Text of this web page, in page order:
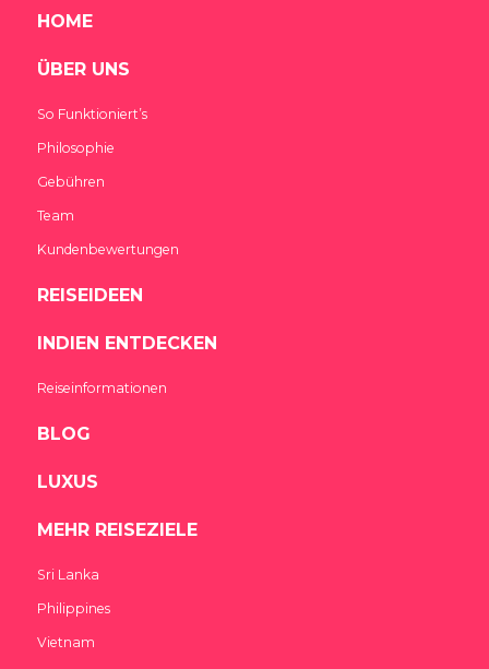
HOME
ÜBER UNS
So Funktioniert’s
Philosophie
Gebühren
Team
Kundenbewertungen
REISEIDEEN
INDIEN ENTDECKEN
Reiseinformationen
BLOG
LUXUS
MEHR REISEZIELE
Sri Lanka
Philippines
Vietnam